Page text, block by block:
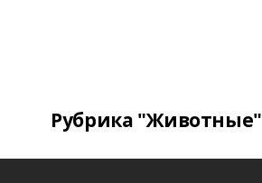
Рубрика "Животные"